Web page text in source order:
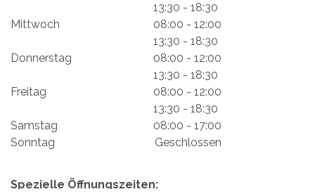
13:30 - 18:30
Mittwoch
08:00 - 12:00
13:30 - 18:30
Donnerstag
08:00 - 12:00
13:30 - 18:30
Freitag
08:00 - 12:00
13:30 - 18:30
Samstag
08:00 - 17:00
Sonntag
Geschlossen
Spezielle Öffnungszeiten: